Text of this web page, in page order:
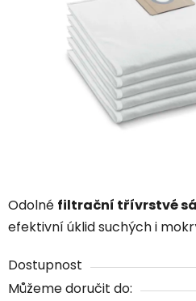
Odolné filtrační třívrstvé
efektivní úklid suchých i
Dostupnost
Můžeme doručit do:
hvězdiček.